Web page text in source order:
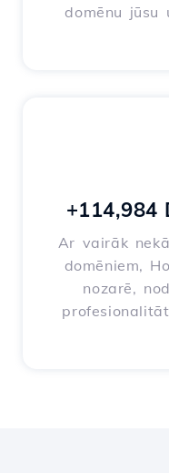
domēnu jūsu
+114,984
Ar vairāk
domēniem,
nozarē,